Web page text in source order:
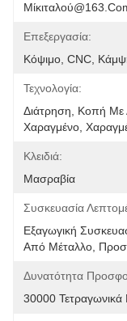
Επεξεργασία:
Κόψιμο, CNC,
Τεχνολογία:
Διάτρηση, Κοπή Με
Χαραγμένο,
Κλειδιά:
Μασραβία
Συσκευασία
Εξαγωγική
Από Μέταλλο,
Δυνατότητα
30000 Τετραγωνικά